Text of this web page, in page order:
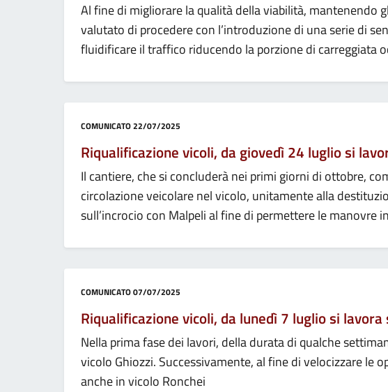
Al fine di migliorare la qualità della viabilità, mantenendo
valutato di procedere con l’introduzione di una serie di
fluidificare il traffico riducendo la porzione di carreggiata
Categoria:
COMUNICATO22/07/2025
Riqualificazione vicoli, da giovedì 24 luglio si
Il cantiere, che si concluderà nei primi giorni di ottobre,
circolazione veicolare nel vicolo, unitamente alla
sull’incrocio con Malpeli al fine di permettere le manovre
Categoria:
COMUNICATO07/07/2025
Riqualificazione vicoli, da lunedì 7 luglio si lavora
Nella prima fase dei lavori, della durata di qualche
vicolo Ghiozzi. Successivamente, al fine di velocizzare le
anche in vicolo Ronchei